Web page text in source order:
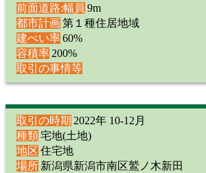
前面道路:幅員 9m
都市計画 第１種住居地域
建ぺい率60%
容積率200%
取引の事情等
取引の時期 2022年 10-12月
種類 宅地(土地)
地区 住宅地
場所 新潟県新潟市南区鷲ノ木新田